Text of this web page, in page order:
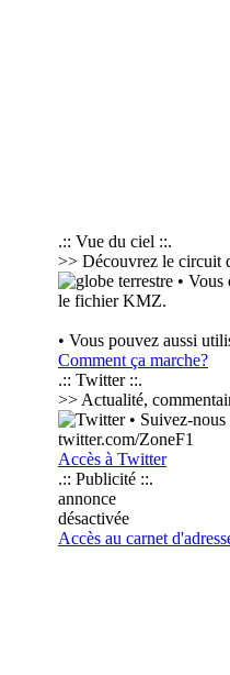
.:: Vue du ciel ::.
>> Découvrez le circuit
•
le fichier KMZ.
• Vous pouvez aussi
Comment ça marche?
.:: Twitter ::.
>> Actualité,
• Suivez-nous
twitter.com/ZoneF1
Accès à Twitter
.:: Publicité ::.
annonce
désactivée
Accès au carnet